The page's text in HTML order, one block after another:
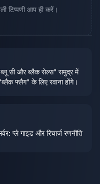
टिप्पणी आप ही करें।
"ब्लू सी और ब्लैक सेल्स" समुद्र में
फ्लैग" के लिए रवाना होंगे।
प्ले गाइड और रिचार्ज रणनीति